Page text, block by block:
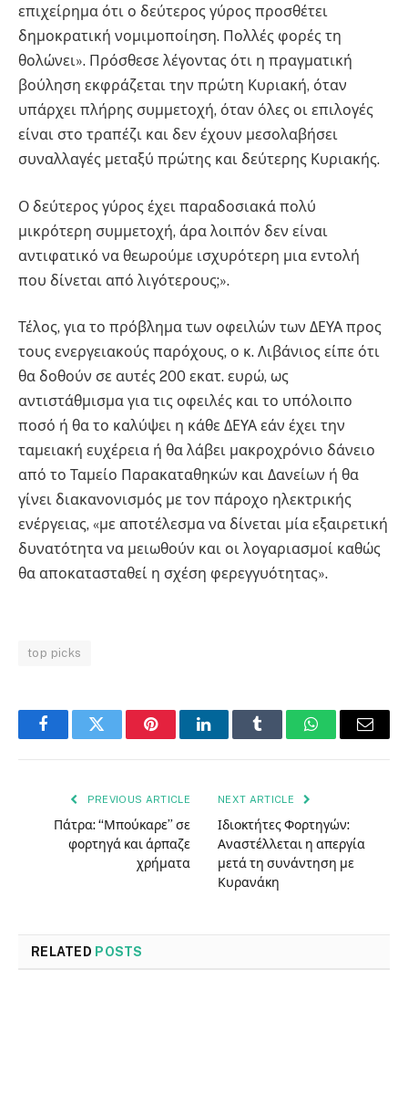
επιχείρημα ότι ο δεύτερος γύρος προσθέτει
δημοκρατική νομιμοποίηση. Πολλές φορές τη
θολώνει». Πρόσθεσε λέγοντας ότι η πραγματική
βούληση εκφράζεται την πρώτη Κυριακή, όταν
υπάρχει πλήρης συμμετοχή, όταν όλες οι επιλογές
είναι στο τραπέζι και δεν έχουν μεσολαβήσει
συναλλαγές μεταξύ πρώτης και δεύτερης Κυριακής.
Ο δεύτερος γύρος έχει παραδοσιακά πολύ
μικρότερη συμμετοχή, άρα λοιπόν δεν είναι
αντιφατικό να θεωρούμε ισχυρότερη μια εντολή
που δίνεται από λιγότερους;».
Τέλος, για το πρόβλημα των οφειλών των ΔΕΥΑ προς
τους ενεργειακούς παρόχους, ο κ. Λιβάνιος είπε ότι
θα δοθούν σε αυτές 200 εκατ. ευρώ, ως
αντιστάθμισμα για τις οφειλές και το υπόλοιπο
ποσό ή θα το καλύψει η κάθε ΔΕΥΑ εάν έχει την
ταμειακή ευχέρεια ή θα λάβει μακροχρόνιο δάνειο
από το Ταμείο Παρακαταθηκών και Δανείων ή θα
γίνει διακανονισμός με τον πάροχο ηλεκτρικής
ενέργειας, «με αποτέλεσμα να δίνεται μία εξαιρετική
δυνατότητα να μειωθούν και οι λογαριασμοί καθώς
θα αποκατασταθεί η σχέση φερεγγυότητας».
top picks
FacebookTwitter PinterestLinkedInTumblr WhatsAppEmail
PREVIOUS ARTICLE
Πάτρα: “Μπούκαρε” σε
φορτηγά και άρπαζε
χρήματα
NEXT ARTICLE
Ιδιοκτήτες Φορτηγών:
Αναστέλλεται η απεργία
μετά τη συνάντηση με
Κυρανάκη
RELATED POSTS